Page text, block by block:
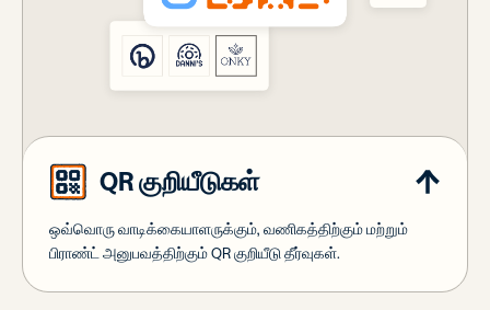
QR குறியீடுகள்
ஒவ்வொரு வாடிக்கையாளருக்கும், வணிகத்திற்கும் மற்றும்
பிராண்ட் அனுபவத்திற்கும் QR குறியீடு தீர்வுகள்.